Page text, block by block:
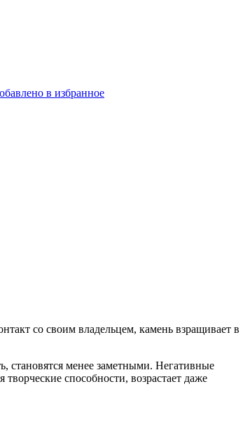
в избранное
со своим владельцем, камень взращивает в
становятся менее заметными. Негативные
способности, возрастает даже